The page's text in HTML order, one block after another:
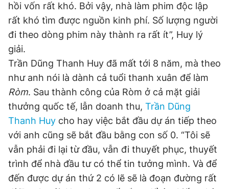
hồi vốn rất khó. Bởi vậy, nhà làm phim độc lập
rất khó tìm được nguồn kinh phí. Số lượng người
đi theo dòng phim này thành ra rất ít”, Huy lý
giải.
Trần Dũng Thanh Huy đã mất tới 8 năm, mà theo
như anh nói là dành cả tuổi thanh xuân để làm
Ròm. Sau thành công của Ròm ở cả mặt giải
thưởng quốc tế, lẫn doanh thu, Trần Dũng
Thanh Huy cho hay việc bắt đầu dự án tiếp theo
với anh cũng sẽ bắt đầu bằng con số 0. “Tôi sẽ
vẫn phải đi lại từ đầu, vẫn đi thuyết phục, thuyết
trình để nhà đầu tư có thể tin tưởng mình. Và để
đến được dự án thứ 2 có lẽ sẽ là đoạn đường rất